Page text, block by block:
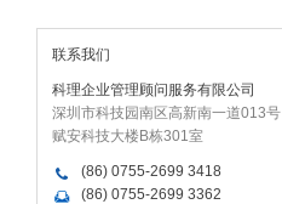
联系我们
科理企业管理顾问服务有限公司
深圳市科技园南区高新南一道013号
赋安科技大楼B栋301室
(86) 0755-2699 3418
(86) 0755-2699 3362